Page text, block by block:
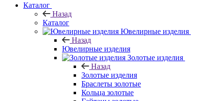
Каталог
Назад
Каталог
Ювелирные изделия
Назад
Ювелирные изделия
Золотые изделия
Назад
Золотые изделия
Браслеты золотые
Кольца золотые